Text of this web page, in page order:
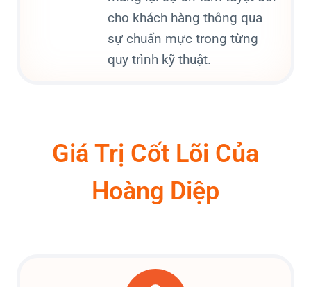
cho khách hàng thông qua
sự chuẩn mực trong từng
quy trình kỹ thuật.
Giá Trị Cốt Lõi Của
Hoàng Diệp